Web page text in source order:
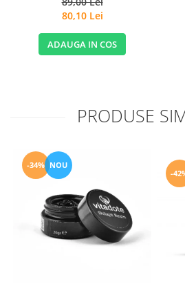
80,10 Lei
ADAUGA IN COS
PRODUSE
-34% NOU
-